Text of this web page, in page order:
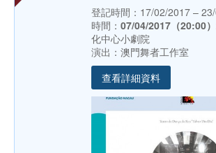
登記時間：17/02/2017 –
時間： 07/04/2017（20:00）
化中心小劇院
演出：澳門舞者工作室
查看詳細資料